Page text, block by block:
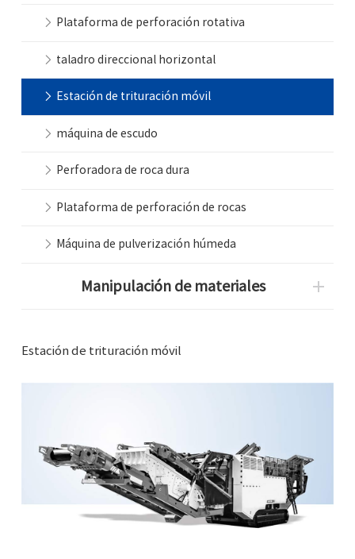
Plataforma de perforación rotativa
taladro direccional horizontal
Estación de trituración móvil
máquina de escudo
Perforadora de roca dura
Plataforma de perforación de rocas
Máquina de pulverización húmeda
Manipulación de materiales
Estación de trituración móvil